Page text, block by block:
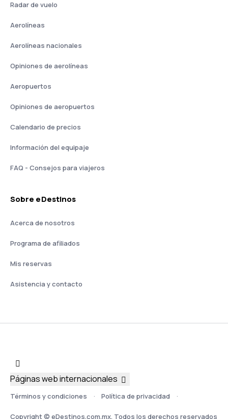
Radar de vuelo
Aerolíneas
Aerolíneas nacionales
Opiniones de aerolíneas
Aeropuertos
Opiniones de aeropuertos
Calendario de precios
Información del equipaje
FAQ - Consejos para viajeros
Sobre eDestinos
Acerca de nosotros
Programa de afiliados
Mis reservas
Asistencia y contacto
Términos y condiciones Política de privacidad
Copyright © eDestinos.com.mx. Todos los derechos reservados
Páginas web internacionales